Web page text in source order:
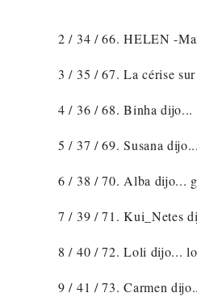
2 / 34 / 66. HELEN -
3 / 35 / 67. La cérise
4 / 36 / 68. Binha dijo...
5 / 37 / 69. Susana
6 / 38 / 70. Alba dijo...
7 / 39 / 71. Kui_Netes
8 / 40 / 72. Loli dijo...
9 / 41 / 73. Carmen